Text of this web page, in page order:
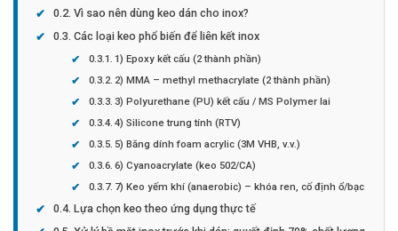
Vì sao nên dùng keo dán cho inox?
Các loại keo phổ biến để liên kết inox
1) Epoxy kết cấu (2 thành phần)
2) MMA – methyl methacrylate (2 thành phần)
3) Polyurethane (PU) kết cấu / MS Polymer lai
4) Silicone trung tính (RTV)
5) Băng dính foam acrylic (3M VHB, v.v.)
6) Cyanoacrylate (keo 502/CA)
7) Keo yếm khí (anaerobic) – khóa ren, cố định ổ/bạc
Lựa chọn keo theo ứng dụng thực tế